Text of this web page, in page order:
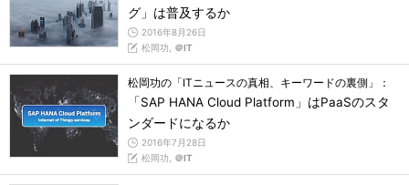
グ」は普及するか
2016年8月26日
松岡功, ＠IT
松岡功の「ITニュースの真相、キーワードの裏側」：
「SAP HANA Cloud Platform」はPaaSのスタ
ンダードになるか
2016年7月28日
松岡功, ＠IT